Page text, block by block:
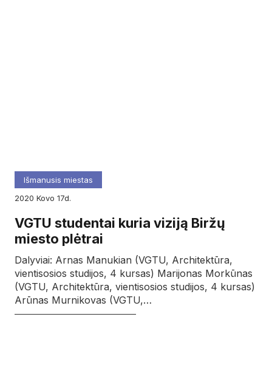
Išmanusis miestas
2020
kovo 17d.
VGTU studentai kuria viziją Biržų
miesto plėtrai
Dalyviai: Arnas Manukian (VGTU, Architektūra,
vientisosios studijos, 4 kursas) Marijonas Morkūnas
(VGTU, Architektūra, vientisosios studijos, 4 kursas)
Arūnas Murnikovas (VGTU,…